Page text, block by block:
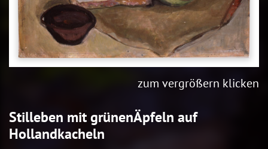
zum vergrößern klicken
Stilleben mit grünenÄpfeln auf
Hollandkacheln